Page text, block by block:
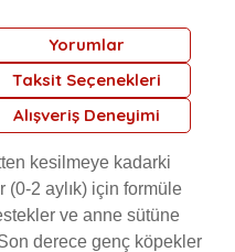
Yorumlar
Taksit Seçenekleri
Alışveriş Deneyimi
kesilmeye kadarki
2 aylık) için formüle
ve anne sütüne
derece genç köpekler